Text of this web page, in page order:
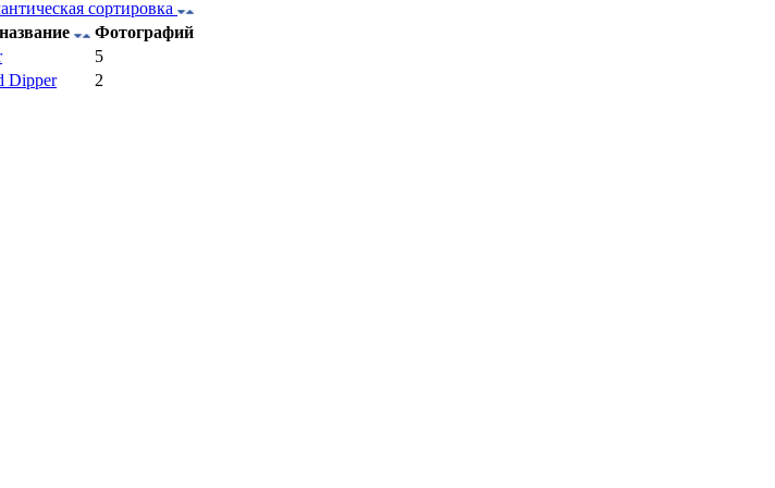
сортировка
Фотографий
5
Dipper 2